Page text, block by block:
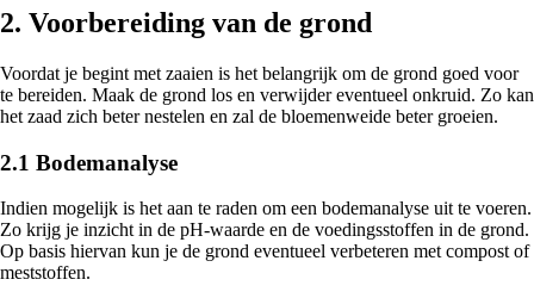
2. Voorbereiding van de grond
Voordat je begint met zaaien is het belangrijk om de grond goed voor
te bereiden. Maak de grond los en verwijder eventueel onkruid. Zo kan
het zaad zich beter nestelen en zal de bloemenweide beter groeien.
2.1 Bodemanalyse
Indien mogelijk is het aan te raden om een bodemanalyse uit te voeren.
Zo krijg je inzicht in de pH-waarde en de voedingsstoffen in de grond.
Op basis hiervan kun je de grond eventueel verbeteren met compost of
meststoffen.